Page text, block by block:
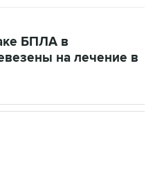
БПЛА в
на лечение в